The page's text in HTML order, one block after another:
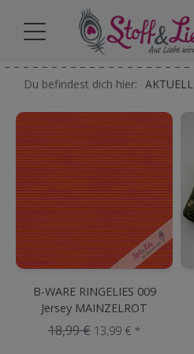
Du befindest dich hier: AKTUELL
B-WARE RINGELIES 009
Jersey MAINZELROT
18,99 € 13,99 € *